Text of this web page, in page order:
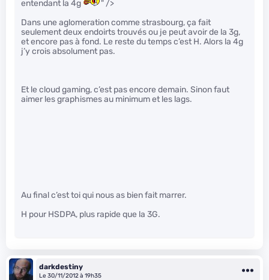
entendant la 4g
" />
Dans une aglomeration comme strasbourg, ça fait
seulement deux endoirts trouvés ou je peut avoir de la 3g,
et encore pas à fond. Le reste du temps c’est H. Alors la 4g
j’y crois absolument pas.
Et le cloud gaming, c’est pas encore demain. Sinon faut
aimer les graphismes au minimum et les lags.
Au final c’est toi qui nous as bien fait marrer.
H pour HSDPA, plus rapide que la 3G.
darkdestiny
Le 30/11/2012 à 19h35